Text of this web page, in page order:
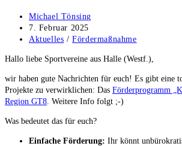
Beitrags-
Autor:
Michael Tönsing
Beitrag
veröffentlicht:
7. Februar 2025
Beitrags-
Aktuelles / Fördermaßnahme
Hal­lo lie­be Sport­ver­ei­ne aus Hal­le (Westf.),
wir haben gute Nach­rich­ten für euch! Es gibt eine
Pro­jek­te zu ver­wirk­li­chen: Das För­der­pro­gramm
Regi­on GT8. Wei­te­re Info folgt ;-)
Was bedeu­tet das für euch?
Ein­fa­che För­de­rung: Ihr könnt